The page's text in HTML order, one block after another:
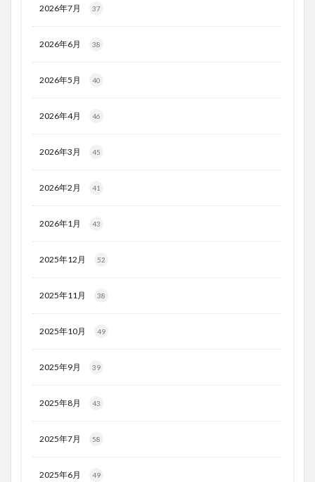
2026年7月 37
2026年6月 38
2026年5月 40
2026年4月 46
2026年3月 45
2026年2月 41
2026年1月 43
2025年12月 52
2025年11月 38
2025年10月 49
2025年9月 39
2025年8月 43
2025年7月 58
2025年6月 49